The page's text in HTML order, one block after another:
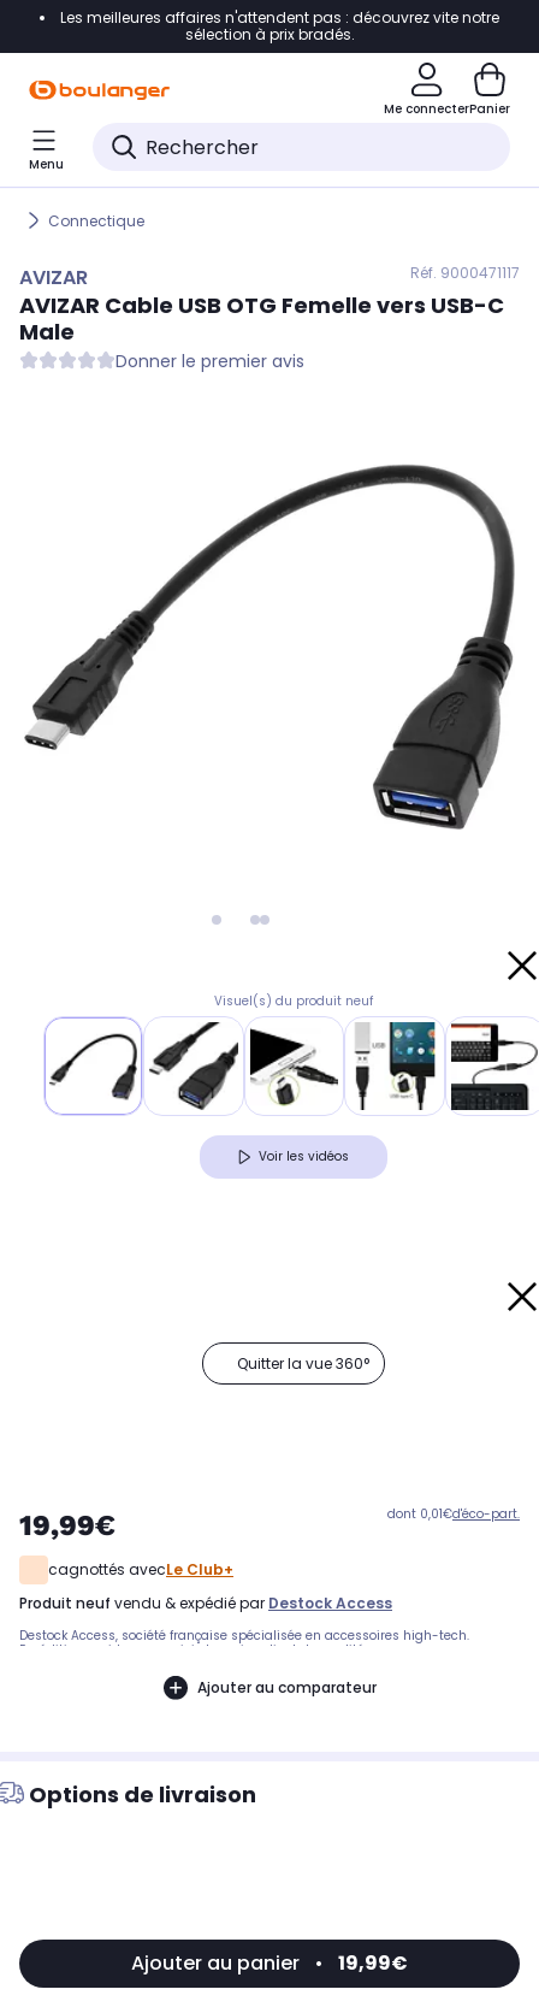
Accéder directement à la navigation
Accéder directement au pied de page
Accéder directement au chatbot
Les meilleures affaires n'attendent pas : découvrez vite notre
sélection à prix bradés.
Me connecterPanier
Menu
Connectique
AVIZAR Réf. 9000471117
AVIZAR Cable USB OTG Femelle vers USB-C
Male
Donner le premier avis
Visuel(s) du produit neuf
Voir les vidéos
Quitter la vue 360°
19,99€ dont 0,01€d'éco-part.
cagnottés avecLe Club+
produit neuf vendu & expédié par Destock Access
Destock Access, société française spécialisée en accessoires high-tech.
Expédition rapide avec suivi et service client de qualité.
Ajouter au comparateur
Options de livraison
Ajouter au panier • 19,99€